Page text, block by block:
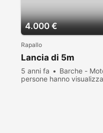
4.000 €
Rapallo
Lancia di 5m
5 anni fa Barche -
persone hanno